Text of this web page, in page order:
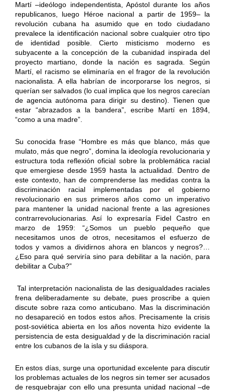
Martí –ideólogo independentista, Apóstol durante los años
republicanos, luego Héroe nacional a partir de 1959– la
revolución cubana ha asumido que en todo ciudadano
prevalece la identificación nacional sobre cualquier otro tipo
de identidad posible. Cierto misticismo moderno es
subyacente a la concepción de la cubanidad inspirada del
proyecto martiano, donde la nación es sagrada. Según
Martí, el racismo se eliminaría en el fragor de la revolución
nacionalista. A ella habrían de incorporarse los negros, si
querían ser salvados (lo cual implica que los negros carecían
de agencia autónoma para dirigir su destino). Tienen que
estar “abrazados a la bandera”, escribe Martí en 1894,
“como a una madre”.
Su conocida frase “Hombre es más que blanco, más que
mulato, más que negro”, domina la ideología revolucionaria y
estructura toda reflexión oficial sobre la problemática racial
que emergiese desde 1959 hasta la actualidad. Dentro de
este contexto, han de comprenderse las medidas contra la
discriminación racial implementadas por el gobierno
revolucionario en sus primeros años como un imperativo
para mantener la unidad nacional frente a las agresiones
contrarrevolucionarias. Así lo expresaría Fidel Castro en
marzo de 1959: “¿Somos un pueblo pequeño que
necesitamos unos de otros, necesitamos el esfuerzo de
todos y vamos a dividirnos ahora en blancos y negros?…
¿Eso para qué serviría sino para debilitar a la nación, para
debilitar a Cuba?”
Tal interpretación nacionalista de las desigualdades raciales
frena deliberadamente su debate, pues proscribe a quien
discute sobre raza como anticubano. Mas la discriminación
no desapareció en todos estos años. Precisamente la crisis
post-soviética abierta en los años noventa hizo evidente la
persistencia de esta desigualdad y de la discriminación racial
entre los cubanos de la isla y su diáspora.
En estos días, surge una oportunidad excelente para discutir
los problemas actuales de los negros sin temer ser acusados
de resquebrajar con ello una presunta unidad nacional –de